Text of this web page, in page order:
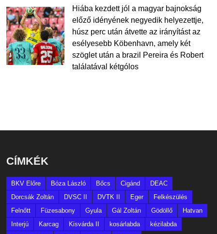
Hiába kezdett jól a magyar bajnokság
előző idényének negyedik helyezettje,
húsz perc után átvette az irányítást az
esélyesebb Köbenhavn, amely két
szöglet után a brazil Pereira és Robert
találatával kétgólos
CÍMKÉK
BKV Előre Bóza László Bőcs Cigánd
DEAC
Dorcsák Zoltán
DVSC II DVTK II Eger
Felkészülés
Felnőtt
Füzesabony Gyula Gál Zoltán Gödöllő
Hatvan
Interjú
Karcag Kisvárda II kosárlabda
kézilabda